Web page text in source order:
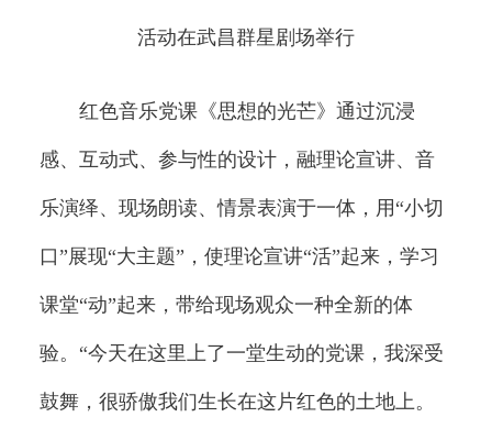
活动在武昌群星剧场举行
红色音乐党课《思想的光芒》通过沉浸
感、互动式、参与性的设计，融理论宣讲、音
乐演绎、现场朗读、情景表演于一体，用“小切
口”展现“大主题”，使理论宣讲“活”起来，学习
课堂“动”起来，带给现场观众一种全新的体
验。“今天在这里上了一堂生动的党课，我深受
鼓舞，很骄傲我们生长在这片红色的土地上。